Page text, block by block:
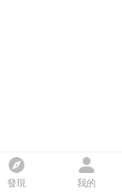
發現 我的